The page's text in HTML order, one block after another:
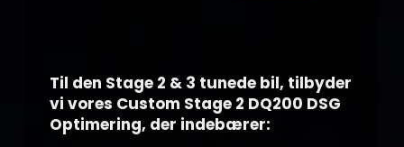
Til den Stage 2 & 3 tunede bil, tilbyder
vi vores Custom Stage 2 DQ200 DSG
Optimering, der indebærer: